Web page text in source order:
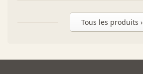
Tous les produits ›